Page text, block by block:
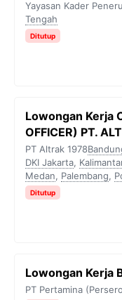
Yayasan Kader
Tengah
Ditutup
Lowongan Kerja
OFFICER) PT.
PT Altrak 1978
DKI Jakarta,
Medan, Palembang,
Ditutup
Lowongan Kerja
PT Pertamina